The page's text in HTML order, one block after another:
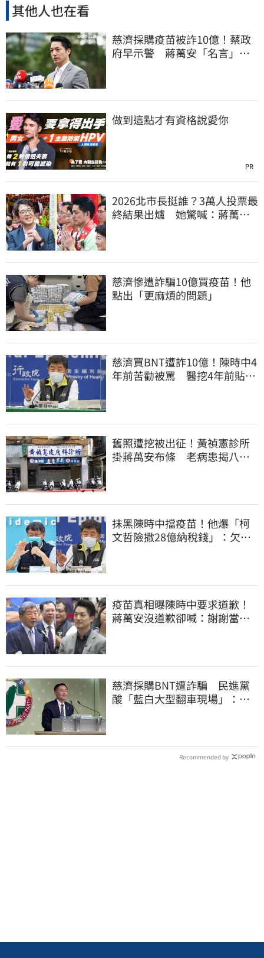
其他人也在看
慈濟採購疫苗被詐10億！蔡政
府早示警 蔣萬安「名言」翻
做到這點才有資格說愛你
PR
2026北市長挺誰？3萬人投票最
終結果出爐 她驚喊：蔣萬安
慈濟慘遭詐騙10億買疫苗！他
點出「更麻煩的問題」
慈濟買BNT遭詐10億！陳時中4
年前苦勸被罵 醫挖4年前貼
舊照遭挖被出征！黃禎憲診所
掛蔣萬安布條 老病患揭八仙
抹黑陳時中擋疫苗！他爆「柯
文哲險撒28億納稅錢」：欠台
疫苗真相曝陳時中要求道歉！
蔣萬安沒道歉卻喊：謝謝當時
慈濟採購BNT遭詐騙 民進黨
酸「藍白大型翻車現場」：應
Recommended by